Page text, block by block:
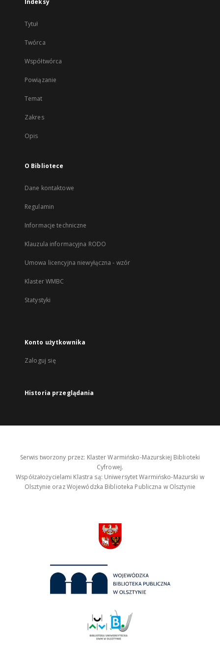
Indeksy
Tytuł
Twórca
Współtwórca
Powiązanie
Temat
Zakres
Opis
O Bibliotece
Dane kontaktowe
Regulamin
Informacje techniczne
Klauzula informacyjna RODO
Umowa licencyjna niewyłączna - wzór
Klaster WMBC
Statystyki
Konto użytkownika
Zaloguj się
Historia przeglądania
Serwis tworzony przez: Klaster Warmińsko-Mazurskiej Biblioteki
Cyfrowej.
Współzałożycielami Klastra są: Uniwersytet Warmińsko-Mazurski w
Olsztynie oraz Wojewódzka Biblioteka Publiczna w Olsztynie